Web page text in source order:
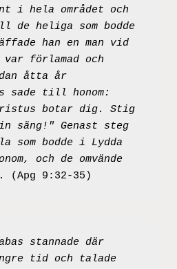
i hela området och
de heliga som bodde
han en man vid
var förlamad och
åtta år
sade till honom:
botar dig. Stig
säng!" Genast steg
som bodde i Lydda
och de omvände
(Apg 9:32-35)
stannade där
tid och talade